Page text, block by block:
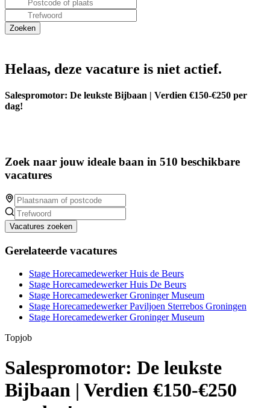
Helaas, deze vacature is niet actief.
Salespromotor: De leukste Bijbaan | Verdien €150-€250 per
dag!
Zoek naar jouw ideale baan in 510 beschikbare
vacatures
Vacatures zoeken
Gerelateerde vacatures
Stage Horecamedewerker Huis de Beurs
Stage Horecamedewerker Huis De Beurs
Stage Horecamedewerker Groninger Museum
Stage Horecamedewerker Paviljoen Sterrebos Groningen
Stage Horecamedewerker Groninger Museum
Topjob
Salespromotor: De leukste
Bijbaan | Verdien €150-€250